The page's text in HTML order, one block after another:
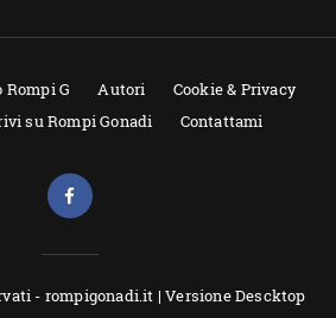
Rompi G Autori
Cookie & Privacy
su Rompi Gonadi Contattami
- rompigonadi.it |Versione Descktop